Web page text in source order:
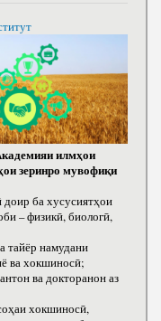
илмҳои
зеринро мувофиқи
ба хусусиятҳои
– физикӣ, биологӣ,
тайёр намудани
ва хокшиносӣ;
ва докторанон аз
хокшиносӣ,